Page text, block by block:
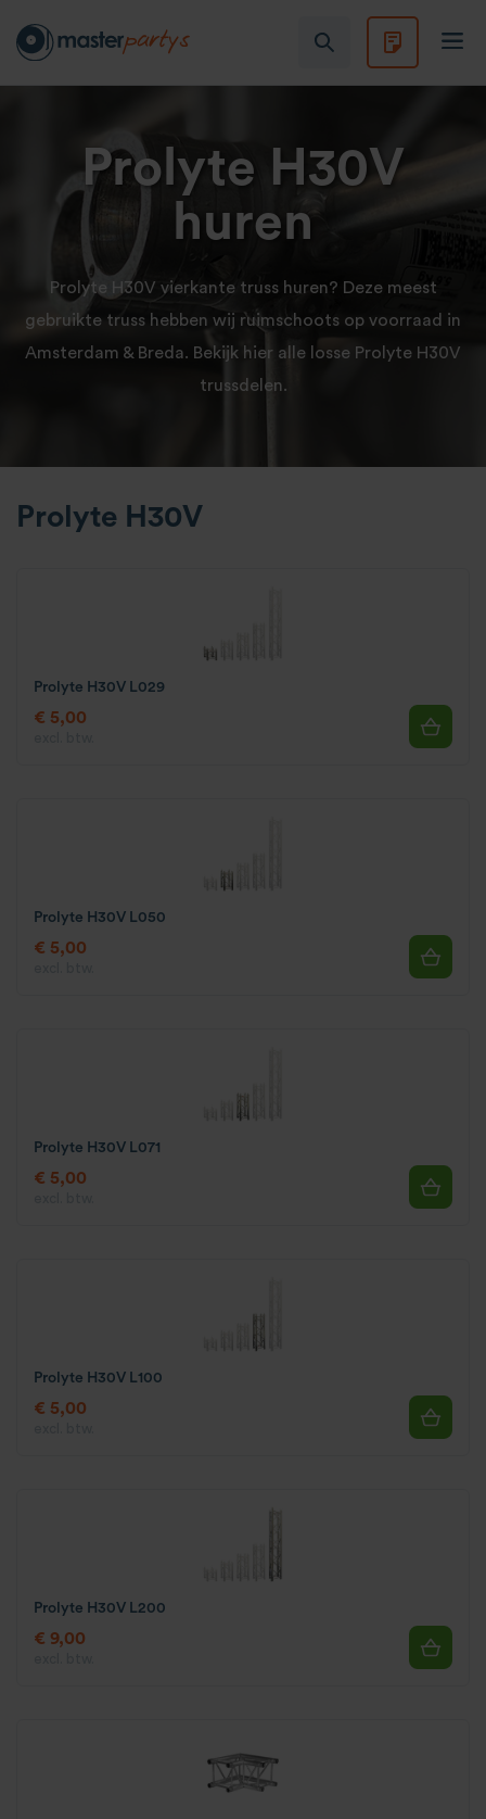
Prolyte H30V
huren
Prolyte H30V vierkante truss huren? Deze meest
gebruikte truss hebben wij ruimschoots op voorraad in
Amsterdam & Breda. Bekijk hier alle losse Prolyte H30V
trussdelen.
Prolyte H30V
Prolyte H30V L029
€ 5,00
Prolyte H30V L050
€ 5,00
Prolyte H30V L071
€ 5,00
Prolyte H30V L100
€ 5,00
Prolyte H30V L200
€ 9,00